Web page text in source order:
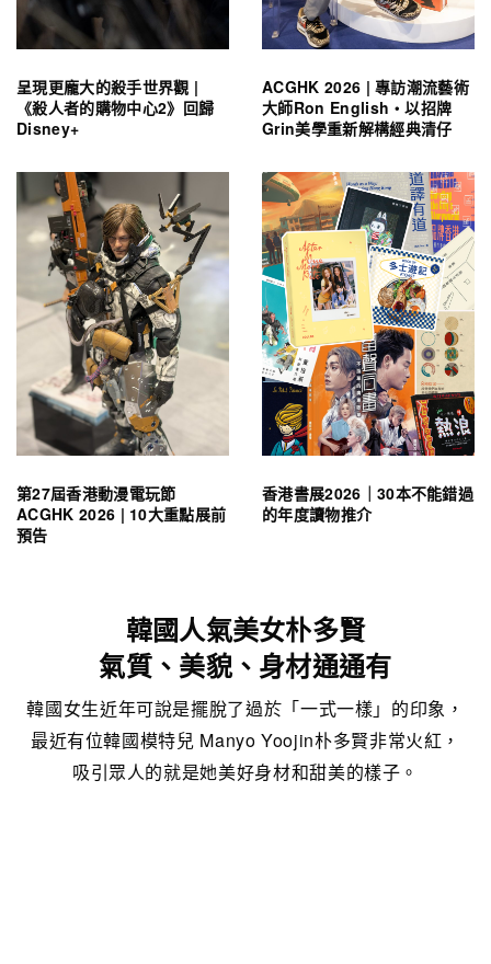
呈現更龐大的殺手世界觀 |
《殺人者的購物中心2》回歸
Disney+
ACGHK 2026 | 專訪潮流藝術
大師Ron English・以招牌
Grin美學重新解構經典清仔
第27屆香港動漫電玩節
ACGHK 2026 | 10大重點展前
預告
香港書展2026｜30本不能錯過
的年度讀物推介
韓國人氣美女朴多賢
氣質、美貌、身材通通有
韓國女生近年可說是擺脫了過於「一式一樣」的印象，
最近有位韓國模特兒 Manyo Yoojin朴多賢非常火紅，
吸引眾人的就是她美好身材和甜美的樣子。